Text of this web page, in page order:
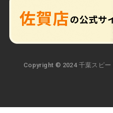
Copyright © 2024 千葉スピ